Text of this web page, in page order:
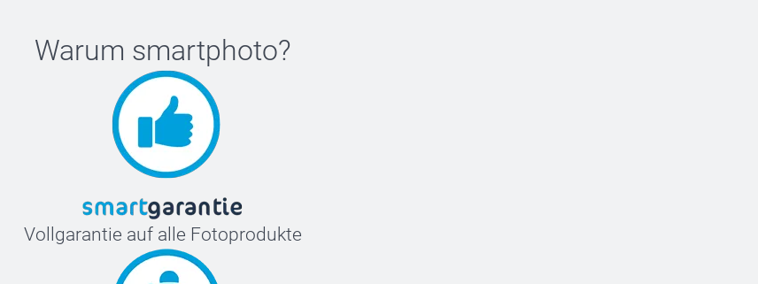
Warum smartphoto?
Vollgarantie auf alle Fotoprodukte